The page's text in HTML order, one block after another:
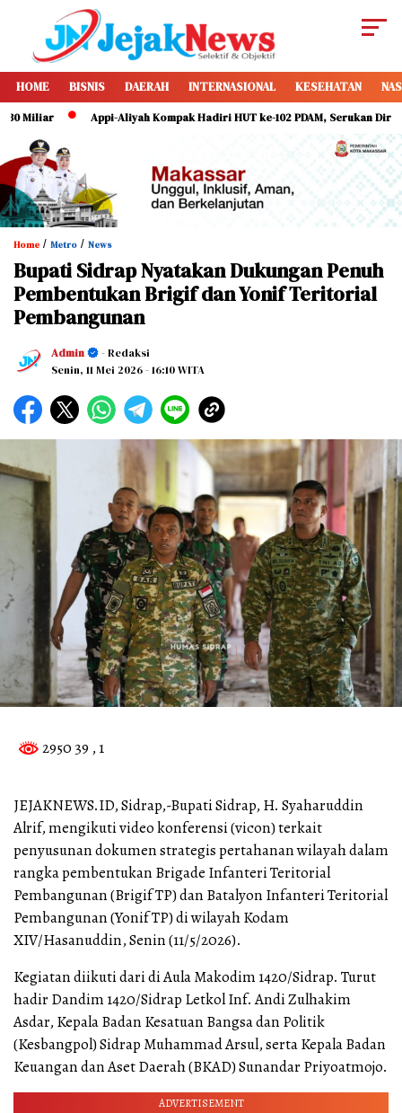
HOME BISNIS DAERAH INTERNASIONAL KESEHATAN
Appi-Aliyah Kompak Hadiri HUT ke-102 PDAM, Serukan Direksi
Home / Metro / News
Bupati Sidrap Nyatakan Dukungan Penuh
Pembentukan Brigif dan Yonif Teritorial
Pembangunan
Admin
- Redaksi
Senin, 11 Mei 2026- 16:10 WITA
2950 39 , 1
JEJAKNEWS.ID, Sidrap,-Bupati Sidrap, H. Syaharuddin
Alrif, mengikuti video konferensi (vicon) terkait
penyusunan dokumen strategis pertahanan wilayah dalam
rangka pembentukan Brigade Infanteri Teritorial
Pembangunan (Brigif TP) dan Batalyon Infanteri Teritorial
Pembangunan (Yonif TP) di wilayah Kodam
XIV/Hasanuddin, Senin (11/5/2026).
Kegiatan diikuti dari di Aula Makodim 1420/Sidrap. Turut
hadir Dandim 1420/Sidrap Letkol Inf. Andi Zulhakim
Asdar, Kepala Badan Kesatuan Bangsa dan Politik
(Kesbangpol) Sidrap Muhammad Arsul, serta Kepala Badan
Keuangan dan Aset Daerah (BKAD) Sunandar Priyoatmojo.
ADVERTISEMENT